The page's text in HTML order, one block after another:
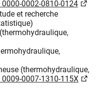
0000-0002-0810-0124
et recherche
(thermohydraulique,
0009-0007-1310-115X